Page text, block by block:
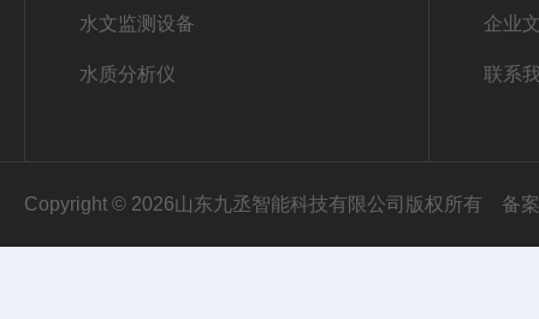
水文监测设备
水质分析仪
企业
联系
Copyright © 2026山东九丞智能科技有限公司版权所有 备